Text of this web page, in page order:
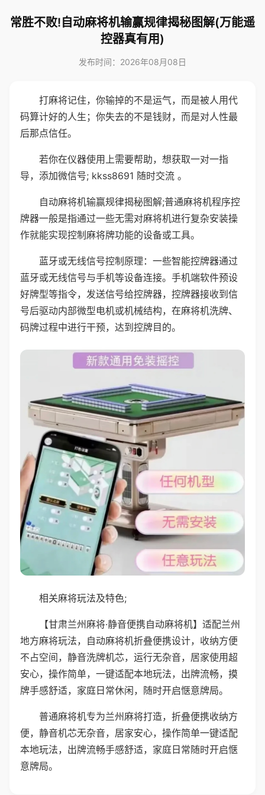
常胜不败!自动麻将机输赢规律揭秘图解(万能遥
控器真有用)
发布时间：2026年08月08日
打麻将记住，你输掉的不是运气，而是被人用代
码算计好的人生；你失去的不是钱财，而是对人性最
后那点信任。
若你在仪器使用上需要帮助，想获取一对一指
导，添加微信号; kkss8691 随时交流 。
自动麻将机输赢规律揭秘图解;普通麻将机程序控
牌器一般是指通过一些无需对麻将机进行复杂安装操
作就能实现控制麻将牌功能的设备或工具。
蓝牙或无线信号控制原理：一些智能控牌器通过
蓝牙或无线信号与手机等设备连接。手机端软件预设
好牌型等指令，发送信号给控牌器，控牌器接收到信
号后驱动内部微型电机或机械结构，在麻将机洗牌、
码牌过程中进行干预，达到控牌目的。
相关麻将玩法及特色;
【甘肃兰州麻将·静音便携自动麻将机】适配兰州
地方麻将玩法，自动麻将机折叠便携设计，收纳方便
不占空间，静音洗牌机芯，运行无杂音，居家使用超
安心，操作简单，一键适配本地玩法，出牌流畅，摸
牌手感舒适，家庭日常休闲，随时开启惬意牌局。
普通麻将机专为兰州麻将打造，折叠便携收纳方
便，静音机芯无杂音，居家安心，操作简单一键适配
本地玩法，出牌流畅手感舒适，家庭日常随时开启惬
意牌局。